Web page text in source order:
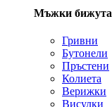
Мъжки бижута
Гривни
Бутонели
Пръстени
Колиета
Верижки
Висулки